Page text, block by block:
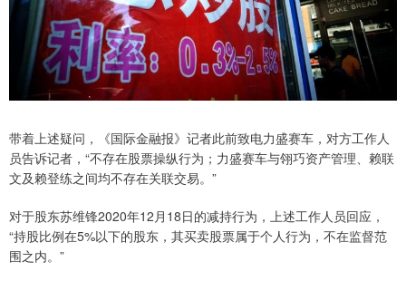
带着上述疑问，《国际金融报》记者此前致电力盛赛车，对方工作人
员告诉记者，“不存在股票操纵行为；力盛赛车与翎巧资产管理、赖联
文及赖登练之间均不存在关联交易。”
对于股东苏维锋2020年12月18日的减持行为，上述工作人员回应，
“持股比例在5%以下的股东，其买卖股票属于个人行为，不在监督范
围之内。”